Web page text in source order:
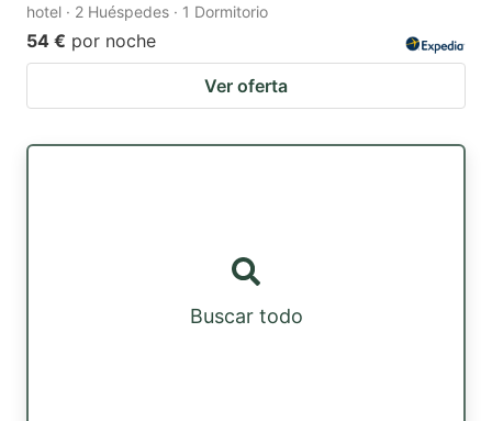
hotel · 2 Huéspedes · 1 Dormitorio
54 € por noche
Ver oferta
Buscar todo